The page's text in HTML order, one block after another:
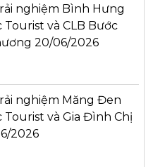
nghiệm Bình Hưng
và CLB Bước
20/06/2026
nghiệm Măng Đen
và Gia Đình Chị
2026